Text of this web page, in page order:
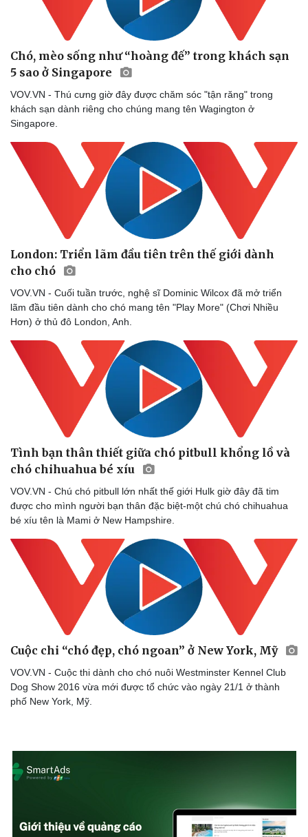
Sức khỏe
Dinh dưỡng - món ngon
Cây thuốc
Sản phụ khoa
Nam khoa
Làm đẹp - giảm cân
Phòng mạch online
Ăn sạch sống khỏe
Đời sống
Blog
Chó, mèo sống như “hoàng đế” trong khách sạn
5 sao ở Singapore
VOV.VN - Thú cưng giờ đây được chăm sóc "tận răng" trong
khách sạn dành riêng cho chúng mang tên Wagington ở
Singapore.
London: Triển lãm đầu tiên trên thế giới dành
cho chó
VOV.VN - Cuối tuần trước, nghệ sĩ Dominic Wilcox đã mở triển
lãm đầu tiên dành cho chó mang tên "Play More" (Chơi Nhiều
Hơn) ở thủ đô London, Anh.
Tình bạn thân thiết giữa chó pitbull khổng lồ và
chó chihuahua bé xíu
VOV.VN - Chú chó pitbull lớn nhất thế giới Hulk giờ đây đã tim
được cho mình người bạn thân đặc biệt-một chú chó chihuahua
bé xíu tên là Mami ở New Hampshire.
Cuộc chi “chó đẹp, chó ngoan” ở New York, Mỹ
VOV.VN - Cuộc thi dành cho chó nuôi Westminster Kennel Club
Dog Show 2016 vừa mới được tổ chức vào ngày 21/1 ở thành
phố New York, Mỹ.